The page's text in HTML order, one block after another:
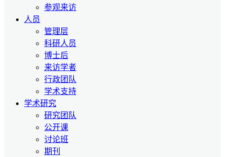
参观来访
人员
管理层
科研人员
博士后
来访学者
行政团队
学术支持
学术研究
研究团队
公开课
讨论班
期刊